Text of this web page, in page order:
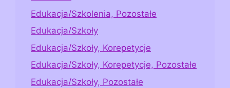
Edukacja/Szkolenia, Pozostałe
Edukacja/Szkoły
Edukacja/Szkoły, Korepetycje
Edukacja/Szkoły, Korepetycje, Pozostałe
Edukacja/Szkoły, Pozostałe